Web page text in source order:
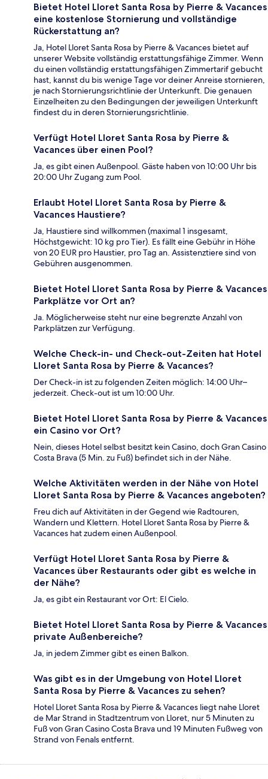
Bietet Hotel Lloret Santa Rosa by Pierre & Vacances
eine kostenlose Stornierung und vollständige
Rückerstattung an?
Ja, Hotel Lloret Santa Rosa by Pierre & Vacances bietet auf
unserer Website vollständig erstattungsfähige Zimmer. Wenn
du einen vollständig erstattungsfähigen Zimmertarif gebucht
hast, kannst du bis wenige Tage vor deiner Anreise stornieren,
je nach Stornierungsrichtlinie der Unterkunft. Die genauen
Einzelheiten zu den Bedingungen der jeweiligen Unterkunft
findest du in deren Stornierungsrichtlinie.
Verfügt Hotel Lloret Santa Rosa by Pierre &
Vacances über einen Pool?
Ja, es gibt einen Außenpool. Gäste haben von 10:00 Uhr bis
20:00 Uhr Zugang zum Pool.
Erlaubt Hotel Lloret Santa Rosa by Pierre &
Vacances Haustiere?
Ja, Haustiere sind willkommen (maximal 1 insgesamt,
Höchstgewicht: 10 kg pro Tier). Es fällt eine Gebühr in Höhe
von 20 EUR pro Haustier, pro Tag an. Assistenztiere sind von
Gebühren ausgenommen.
Bietet Hotel Lloret Santa Rosa by Pierre & Vacances
Parkplätze vor Ort an?
Ja. Möglicherweise steht nur eine begrenzte Anzahl von
Parkplätzen zur Verfügung.
Welche Check-in- und Check-out-Zeiten hat Hotel
Lloret Santa Rosa by Pierre & Vacances?
Der Check-in ist zu folgenden Zeiten möglich: 14:00 Uhr–
jederzeit. Check-out ist um 10:00 Uhr.
Bietet Hotel Lloret Santa Rosa by Pierre & Vacances
ein Casino vor Ort?
Nein, dieses Hotel selbst besitzt kein Casino, doch Gran Casino
Costa Brava (5 Min. zu Fuß) befindet sich in der Nähe.
Welche Aktivitäten werden in der Nähe von Hotel
Lloret Santa Rosa by Pierre & Vacances angeboten?
Freu dich auf Aktivitäten in der Gegend wie Radtouren,
Wandern und Klettern. Hotel Lloret Santa Rosa by Pierre &
Vacances hat zudem einen Außenpool.
Verfügt Hotel Lloret Santa Rosa by Pierre &
Vacances über Restaurants oder gibt es welche in
der Nähe?
Ja, es gibt ein Restaurant vor Ort: El Cielo.
Bietet Hotel Lloret Santa Rosa by Pierre & Vacances
private Außenbereiche?
Ja, in jedem Zimmer gibt es einen Balkon.
Was gibt es in der Umgebung von Hotel Lloret
Santa Rosa by Pierre & Vacances zu sehen?
Hotel Lloret Santa Rosa by Pierre & Vacances liegt nahe Lloret
de Mar Strand in Stadtzentrum von Lloret, nur 5 Minuten zu
Fuß von Gran Casino Costa Brava und 19 Minuten Fußweg von
Strand von Fenals entfernt.